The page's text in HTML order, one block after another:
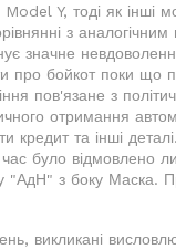
Y, тоді як інші
з
значне
про бойкот поки
пов'язане з
отримання
кредит та інші
час було відмовлено
"АдН" з боку Маска.
викликані